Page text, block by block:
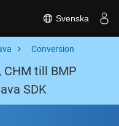
Svenska
Conversion
CHM till BMP
SDK